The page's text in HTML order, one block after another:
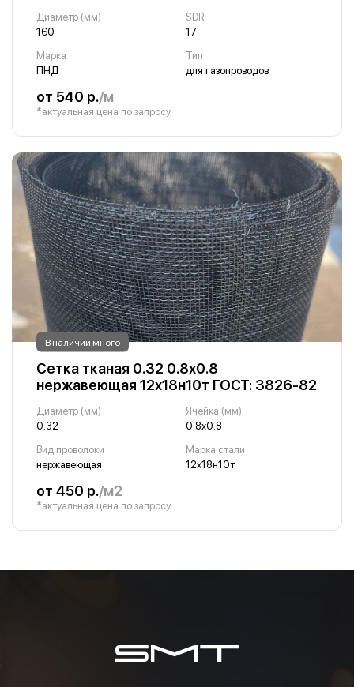
Диаметр (мм)
160
SDR
17
Марка
ПНД
Тип
для газопроводов
от 540 р./м
*актуальная цена по запросу
В наличии много
Сетка тканая 0.32 0.8х0.8
нержавеющая 12х18н10т ГОСТ: 3826-82
Диаметр (мм)
0.32
Ячейка (мм)
0.8х0.8
Вид проволоки
нержавеющая
Марка стали
12х18н10т
от 450 р./м2
*актуальная цена по запросу